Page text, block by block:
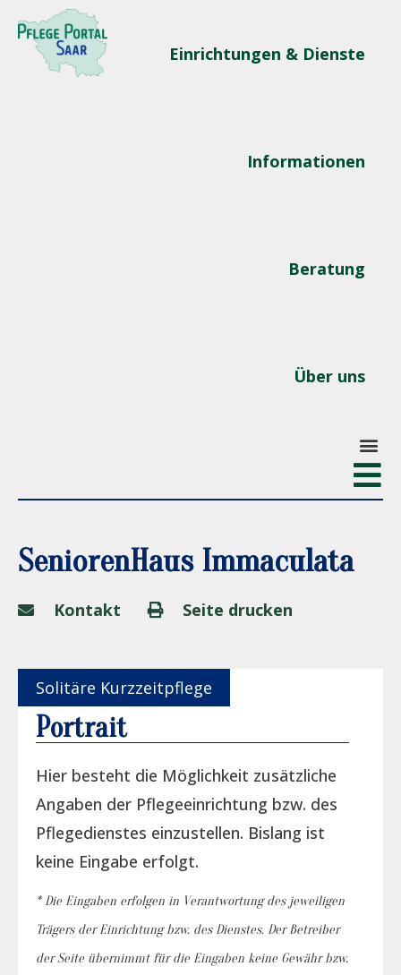
Einrichtungen & Dienste
Informationen
Beratung
Über uns
SeniorenHaus Immaculata
Kontakt Seite drucken
Solitäre Kurzzeitpflege
Portrait
Hier besteht die Möglichkeit zusätzliche
Angaben der Pflegeeinrichtung bzw. des
Pflegedienstes einzustellen. Bislang ist
keine Eingabe erfolgt.
* Die Eingaben erfolgen in Verantwortung des jeweiligen
Trägers der Einrichtung bzw. des Dienstes. Der Betreiber
der Seite übernimmt für die Eingaben keine Gewähr bzw.